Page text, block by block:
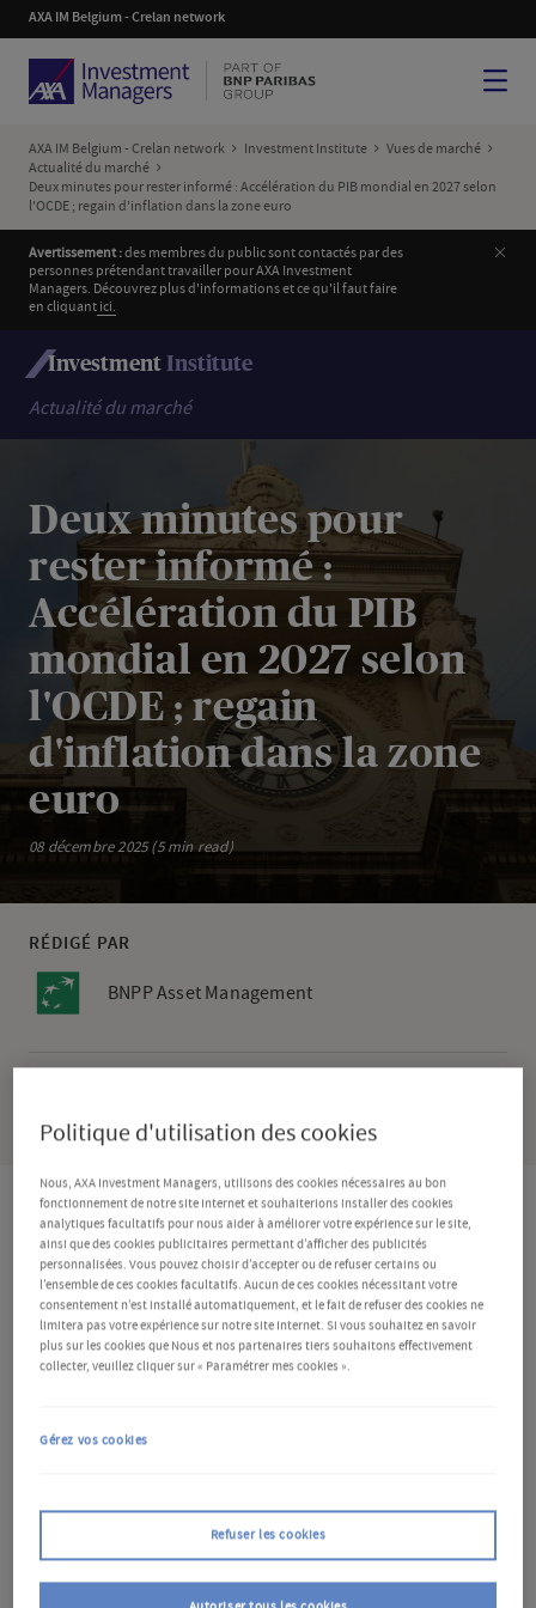
AXA IM Belgium - Crelan network
AXA IM Belgium - Crelan network Investment Institute
Vues de marché
Actualité du marché
Deux minutes pour rester informé : Accélération du PIB mondial en 2027 selon
l'OCDE ; regain d'inflation dans la zone euro
Avertissement :des membres du public sont contactés par des
personnes prétendant travailler pour AXA Investment
Managers. Découvrez plus d'informations et ce qu'il faut faire
en cliquantici.
Investment Institute
Actualité du marché
Deux minutes pour
rester informé :
Accélération du PIB
mondial en 2027 selon
l'OCDE ; regain
d'inflation dans la zone
euro
08 décembre 2025 (5 min read)
RÉDIGÉ PAR
BNPP Asset Management
Que faut-il savoir ?
Selon l'Organisation de coopération et de
développement économiques (OCDE), la croissance
qu'elle anticipe pour 2025. L'activité a bénéficié de
l'amélioration des conditions financières, des
Politique d'utilisation des cookies
Nous, AXA Investment Managers, utilisons des cookies nécessaires au bon
fonctionnement de notre site Internet et souhaiterions installer des cookies
analytiques facultatifs pour nous aider à améliorer votre expérience sur le site,
ainsi que des cookies publicitaires permettant d’afficher des publicités
personnalisées. Vous pouvez choisir d’accepter ou de refuser certains ou
l’ensemble de ces cookies facultatifs. Aucun de ces cookies nécessitant votre
consentement n’est installé automatiquement, et le fait de refuser des cookies ne
limitera pas votre expérience sur notre site Internet. Si vous souhaitez en savoir
plus sur les cookies que Nous et nos partenaires tiers souhaitons effectivement
collecter, veuillez cliquer sur « Paramétrer mes cookies ».
Refuser les cookies
Gérez vos cookies